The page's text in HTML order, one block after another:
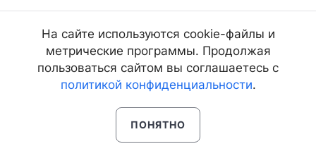
30.05.25, 1:13 364
ВТБ ожидает сохранения ставки ЦБ на
уровне 21%
30.05.25, 1:11 628
На сайте используются cookie-файлы и
метрические программы. Продолжая
пользоваться сайтом вы соглашаетесь с
политикой конфиденциальности.
ПОНЯТНО